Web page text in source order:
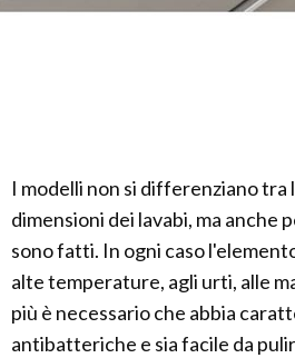
I modelli non si differenziano tra
dimensioni dei lavabi, ma anche
sono fatti. In ogni caso
alte temperature, agli urti, alle
più è necessario che abbia
antibatteriche e sia facile da